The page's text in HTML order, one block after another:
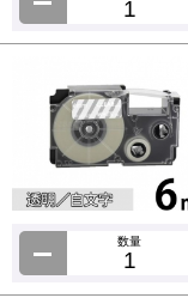
数量